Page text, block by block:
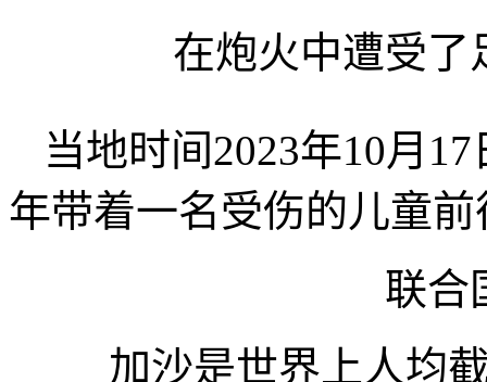
在炮火中遭受了
当地时间2023年10月
年带着一名受伤的儿童
联合
加沙是世界上人均